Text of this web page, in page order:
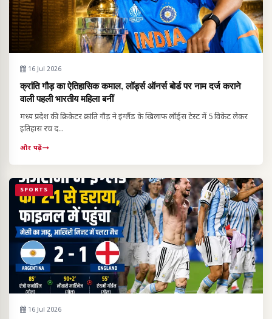
16 Jul 2026
क्रांति गौड़ का ऐतिहासिक कमाल, लॉर्ड्स ऑनर्स बोर्ड पर नाम दर्ज कराने
वाली पहली भारतीय महिला बनीं
मध्य प्रदेश की क्रिकेटर क्रांति गौड़ ने इंग्लैंड के खिलाफ लॉर्ड्स टेस्ट में 5 विकेट लेकर
इतिहास रच द...
और पढ़ें
SPORTS
16 Jul 2026